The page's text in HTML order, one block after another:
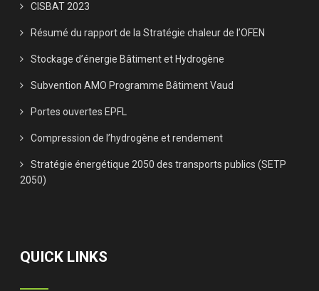
CISBAT 2023
Résumé du rapport de la Stratégie chaleur de l’OFEN
Stockage d’énergie Bâtiment et Hydrogène
Subvention AMO Programme Bâtiment Vaud
Portes ouvertes EPFL
Compression de l’hydrogène et rendement
Stratégie énergétique 2050 des transports publics (SETP
2050)
QUICK LINKS